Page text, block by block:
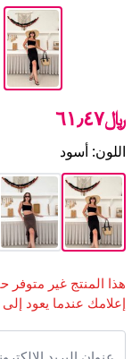
﷼٦١٫٤٧
اللون: أسود
هذا المنتج غير متوفر
إعلامك عندما يعود